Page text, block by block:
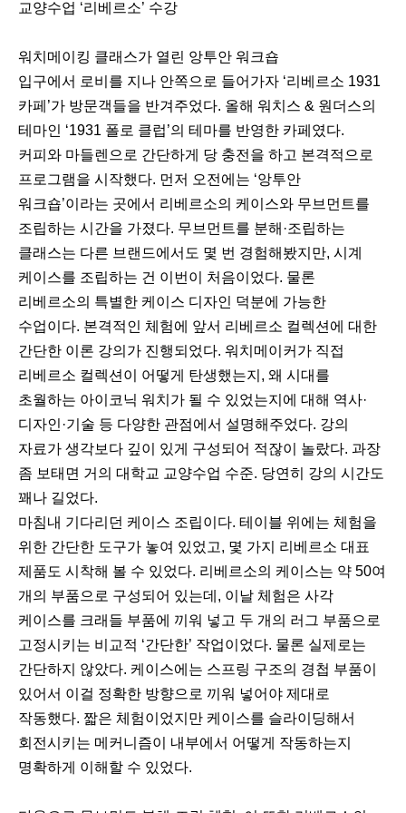
교양수업 ‘리베르소’ 수강
워치메이킹 클래스가 열린 앙투안 워크숍
입구에서 로비를 지나 안쪽으로 들어가자 ‘리베르소 1931
카페’가 방문객들을 반겨주었다. 올해 워치스 & 원더스의
테마인 ‘1931 폴로 클럽’의 테마를 반영한 카페였다.
커피와 마들렌으로 간단하게 당 충전을 하고 본격적으로
프로그램을 시작했다. 먼저 오전에는 ‘앙투안
워크숍’이라는 곳에서 리베르소의 케이스와 무브먼트를
조립하는 시간을 가졌다. 무브먼트를 분해·조립하는
클래스는 다른 브랜드에서도 몇 번 경험해봤지만, 시계
케이스를 조립하는 건 이번이 처음이었다. 물론
리베르소의 특별한 케이스 디자인 덕분에 가능한
수업이다. 본격적인 체험에 앞서 리베르소 컬렉션에 대한
간단한 이론 강의가 진행되었다. 워치메이커가 직접
리베르소 컬렉션이 어떻게 탄생했는지, 왜 시대를
초월하는 아이코닉 워치가 될 수 있었는지에 대해 역사·
디자인·기술 등 다양한 관점에서 설명해주었다. 강의
자료가 생각보다 깊이 있게 구성되어 적잖이 놀랐다. 과장
좀 보태면 거의 대학교 교양수업 수준. 당연히 강의 시간도
꽤나 길었다.
마침내 기다리던 케이스 조립이다. 테이블 위에는 체험을
위한 간단한 도구가 놓여 있었고, 몇 가지 리베르소 대표
제품도 시착해 볼 수 있었다. 리베르소의 케이스는 약 50여
개의 부품으로 구성되어 있는데, 이날 체험은 사각
케이스를 크래들 부품에 끼워 넣고 두 개의 러그 부품으로
고정시키는 비교적 ‘간단한’ 작업이었다. 물론 실제로는
간단하지 않았다. 케이스에는 스프링 구조의 경첩 부품이
있어서 이걸 정확한 방향으로 끼워 넣어야 제대로
작동했다. 짧은 체험이었지만 케이스를 슬라이딩해서
회전시키는 메커니즘이 내부에서 어떻게 작동하는지
명확하게 이해할 수 있었다.